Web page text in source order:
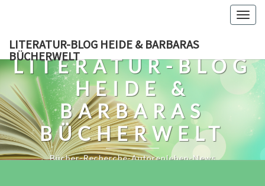
content
LITERATUR-BLOG HEIDE & BARBARAS
BÜCHERWELT
LITERATUR-BLOG
HEIDE &
BARBARAS
BÜCHERWELT
Bücher-Recherche-Autorenleben-News